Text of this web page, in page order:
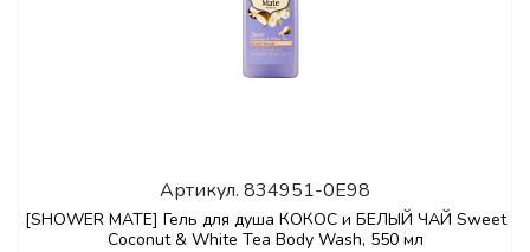
Артикул. 834951-0E98
[SHOWER MATE] Гель для душа КОКОС и БЕЛЫЙ ЧАЙ Sweet
Coconut & White Tea Body Wash, 550 мл